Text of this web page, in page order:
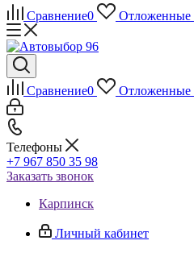
Сравнение0 Отложенные
Сравнение0 Отложенные
Телефоны
+7 967 850 35 98
Заказать звонок
Карпинск
Личный кабинет